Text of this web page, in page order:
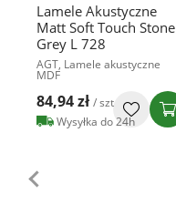
Lamele Akustyczne
Matt Soft Touch Stone
Grey L 728
AGT, Lamele akustyczne
MDF
84,94 zł / szt
Wysyłka do 24h